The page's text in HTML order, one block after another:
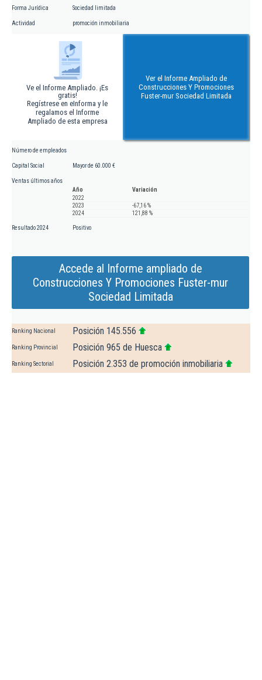
Forma Jurídica Sociedad limitada
Actividad promoción inmobiliaria
Ve el Informe Ampliado. ¡Es
gratis!
Regístrese en eInforma y le
regalamos el Informe
Ampliado de esta empresa
Ver el Informe Ampliado de
Construcciones Y Promociones
Fuster-mur Sociedad Limitada
Número de empleados
Capital Social Mayor de 60.000 €
Ventas últimos años
Año
Variación
2022
2023
-67,16 %
2024
121,88 %
Resultado 2024 Positivo
Accede al Informe ampliado de
Construcciones Y Promociones Fuster-mur
Sociedad Limitada
Ranking Nacional Posición 145.556
Ranking Provincial Posición 965 de Huesca
Ranking Sectorial Posición 2.353 de promoción inmobiliaria